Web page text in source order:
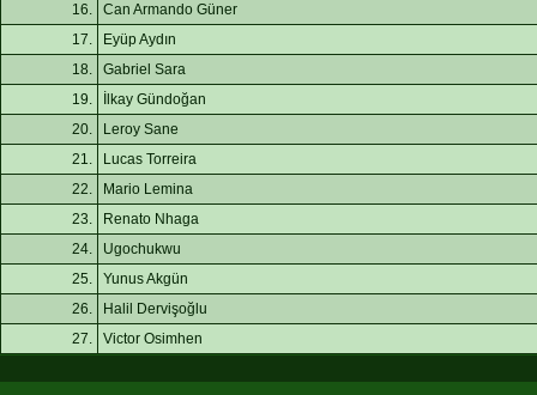
16.
Can Armando Güner
17.
Eyüp Aydın
18.
Gabriel Sara
19.
İlkay Gündoğan
20.
Leroy Sane
21.
Lucas Torreira
22.
Mario Lemina
23.
Renato Nhaga
24.
Ugochukwu
25.
Yunus Akgün
26.
Halil Dervişoğlu
27.
Victor Osimhen